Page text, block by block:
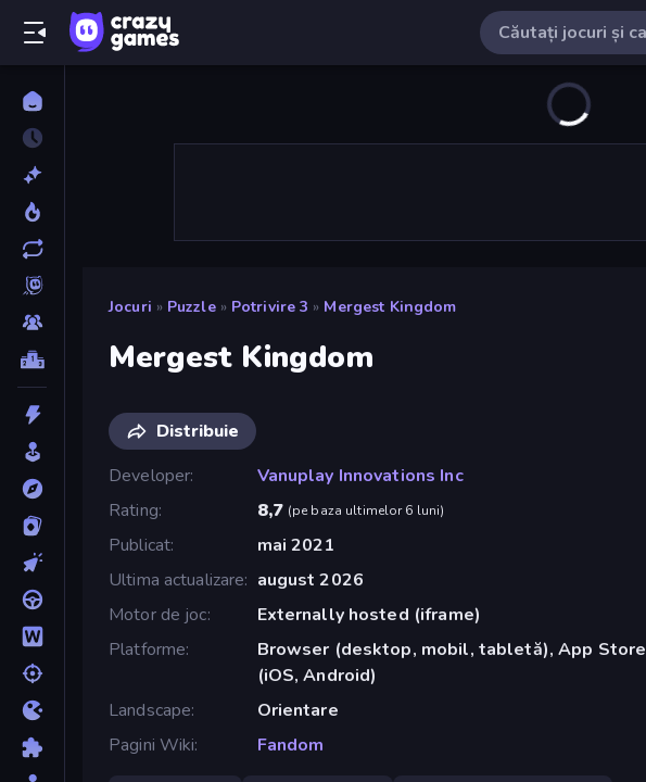
Jocuri » Puzzle » Potrivire 3 » Mergest Kingdom
Mergest Kingdom
Distribuie
Developer
Vanuplay Innovations Inc
Rating
8,7 (pe baza ultimelor 6 luni)
Publicat
mai 2021
Ultima actualizare
august 2026
Motor de joc
Externally hosted (iframe)
Platforme
Browser (desktop, mobil, tabletă), App Store
(iOS, Android)
Landscape
Orientare
Pagini Wiki
Fandom